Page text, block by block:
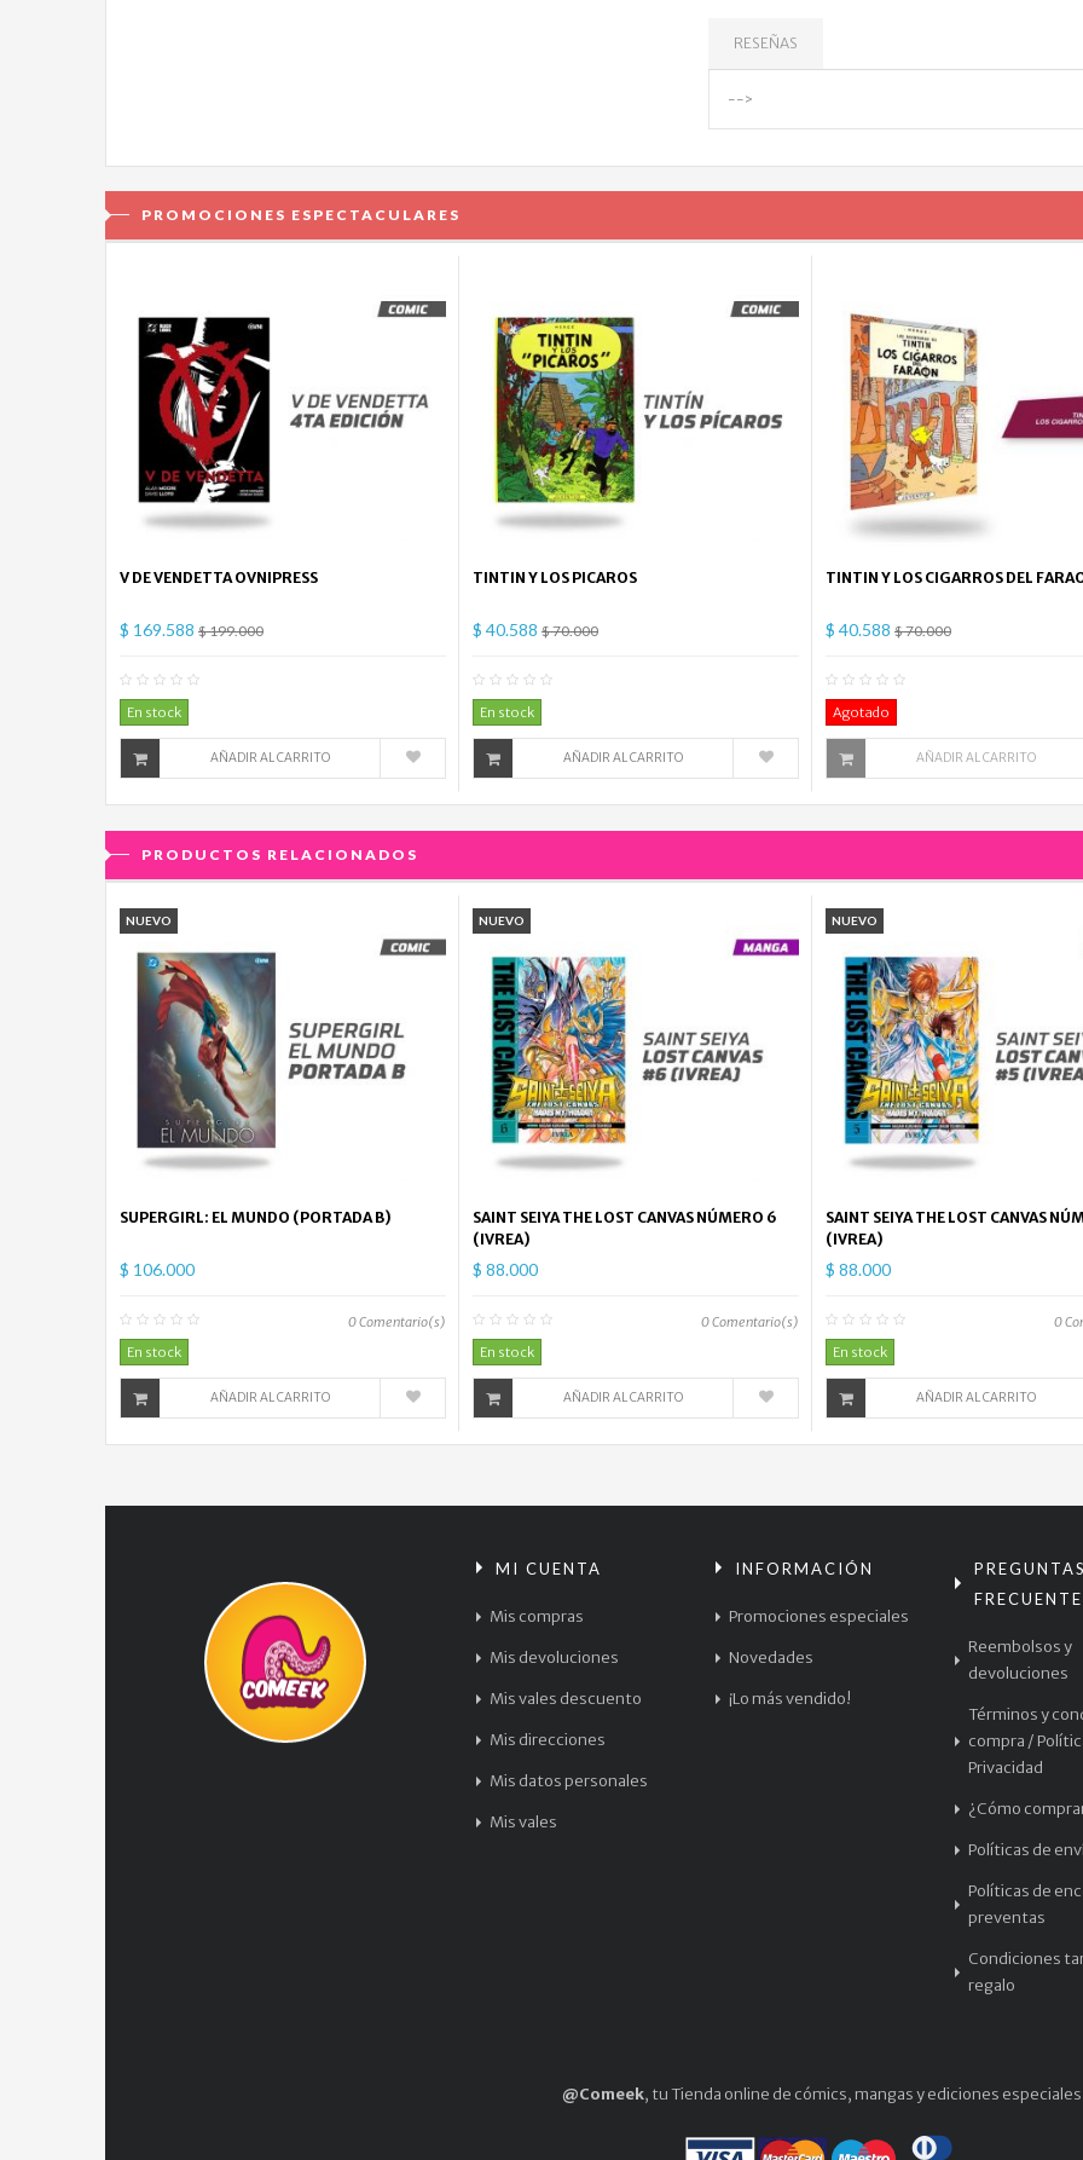
RESEÑAS
-->
PROMOCIONES ESPECTACULARES
V DE VENDETTA OVNIPRESS
$ 169.588 $ 199.000
En stock
AÑADIR AL CARRITO
TINTIN Y LOS PICAROS
$ 40.588 $ 70.000
En stock
AÑADIR AL CARRITO
TINTIN Y LOS CIGARROS DEL
$ 40.588 $ 70.000
Agotado
AÑADIR AL CARRITO
PRODUCTOS RELACIONADOS
NUEVO
SUPERGIRL: EL MUNDO (PORTADA B)
$ 106.000
0Comentario(s)
En stock
AÑADIR AL CARRITO
NUEVO
SAINT SEIYA THE LOST CANVAS NÚMERO 6
(IVREA)
$ 88.000
0Comentario(s)
En stock
AÑADIR AL CARRITO
NUEVO
SAINT SEIYA THE LOST CANVAS
(IVREA)
$ 88.000
0
En stock
AÑADIR AL CARRITO
MI CUENTA
Mis compras
Mis devoluciones
Mis vales descuento
Mis direcciones
Mis datos personales
Mis vales
INFORMACIÓN
Promociones especiales
Novedades
¡Lo más vendido!
Reembolsos y
devoluciones
Términos y
compra /
Privacidad
¿Cómo
Políticas de
Políticas de
preventas
Condiciones
regalo
@Comeek, tu Tienda online de cómics, mangas y ediciones